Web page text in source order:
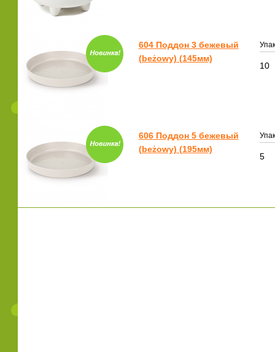
604 Поддон 3 бежевый
(beżowy) (145мм)
10
606 Поддон 5 бежевый
(beżowy) (195мм)
5